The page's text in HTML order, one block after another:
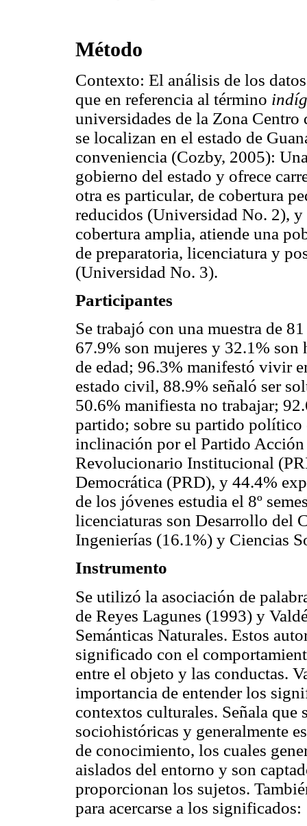
Método
Contexto: El análisis de los
que en referencia al término
universidades de la Zona
se localizan en el estado de
conveniencia (Cozby, 2005):
gobierno del estado y ofrece
otra es particular, de cobertura
reducidos (Universidad No. 2),
cobertura amplia, atiende una
de preparatoria, licenciatura y
(Universidad No. 3).
Participantes
Se trabajó con una muestra de
67.9% son mujeres y 32.1% son
de edad; 96.3% manifestó vivir
estado civil, 88.9% señaló ser
50.6% manifiesta no trabajar;
partido; sobre su partido político
inclinación por el Partido
Revolucionario Institucional
Democrática (PRD), y 44.4%
de los jóvenes estudia el 8º
licenciaturas son Desarrollo del
Ingenierías (16.1%) y Ciencias
Instrumento
Se utilizó la asociación de
de Reyes Lagunes (1993) y
Semánticas Naturales. Estos
significado con el
entre el objeto y las conductas.
importancia de entender los
contextos culturales. Señala que
sociohistóricas y generalmente
de conocimiento, los cuales
aislados del entorno y son
proporcionan los sujetos.
para acercarse a los significados: